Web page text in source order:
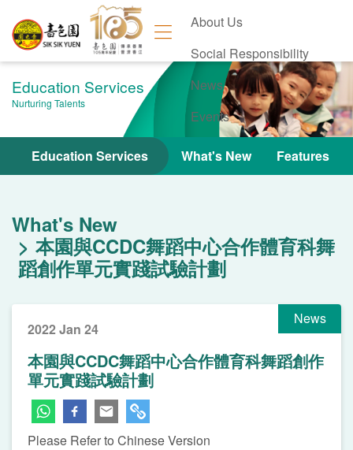
About Us
Social Responsibility
News
Events
Contact Us
Education Services
Nurturing Talents
Education Services What's New Features
What's New
本園與CCDC舞蹈中心合作體育科舞
蹈創作單元實踐試驗計劃
News
2022 Jan 24
本園與CCDC舞蹈中心合作體育科舞蹈創作
單元實踐試驗計劃
Please Refer to Chinese Version